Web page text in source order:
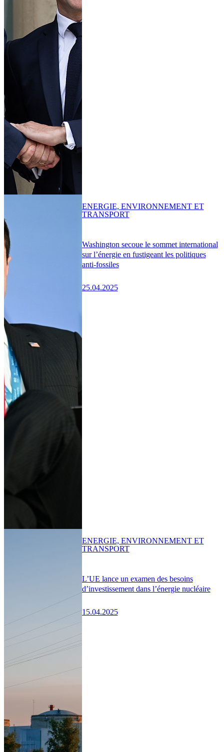
Washington secoue le sommet international
sur l’énergie en fustigeant les politiques
anti-fossiles
25.04.2025
ENERGIE, ENVIRONNEMENT ET
TRANSPORT
L’UE lance un examen des besoins
d’investissement dans l’énergie nucléaire
15.04.2025
ENERGIE, ENVIRONNEMENT ET
TRANSPORT